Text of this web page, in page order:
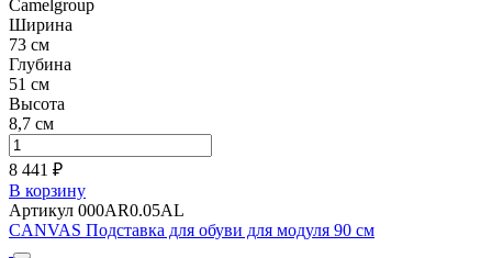
Camelgroup
Ширина
73 см
Глубина
51 см
Высота
8,7 см
8 441 ₽
В корзину
Артикул 000AR0.05AL
CANVAS Подставка для обуви для модуля 90 см